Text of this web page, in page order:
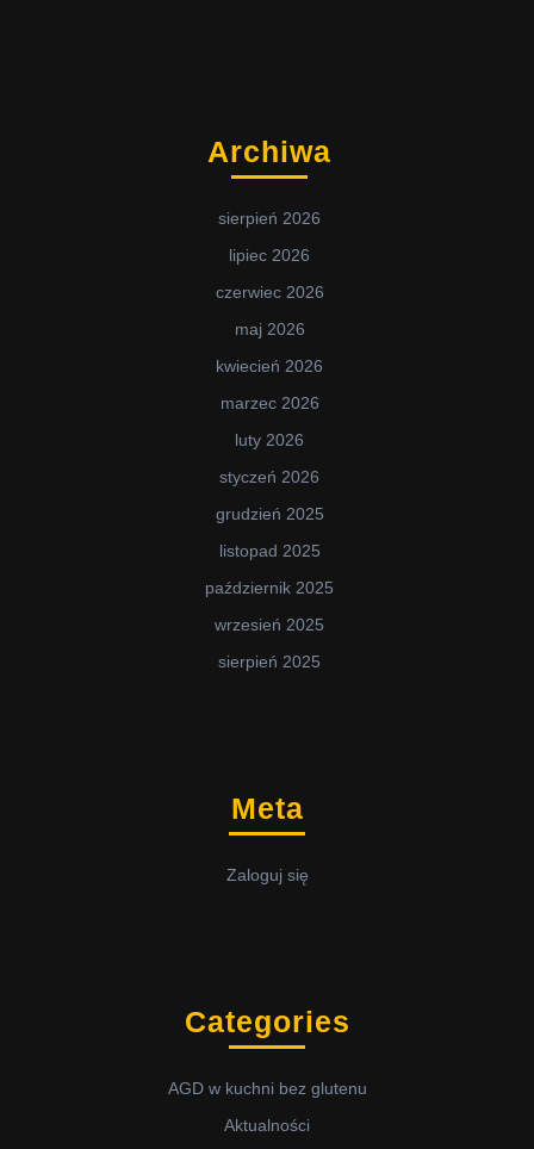
Archiwa
sierpień 2026
lipiec 2026
czerwiec 2026
maj 2026
kwiecień 2026
marzec 2026
luty 2026
styczeń 2026
grudzień 2025
listopad 2025
październik 2025
wrzesień 2025
sierpień 2025
Meta
Zaloguj się
Categories
AGD w kuchni bez glutenu
Aktualności